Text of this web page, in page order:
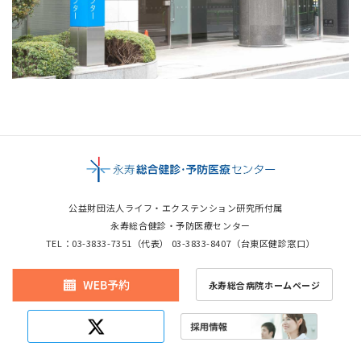
公益財団法人ライフ・エクステンション研究所付属
永寿総合健診・予防医療センター
TEL：03-3833-7351 （代表） 03-3833-8407 （台東区健診窓口）
永寿総合病院ホームページ